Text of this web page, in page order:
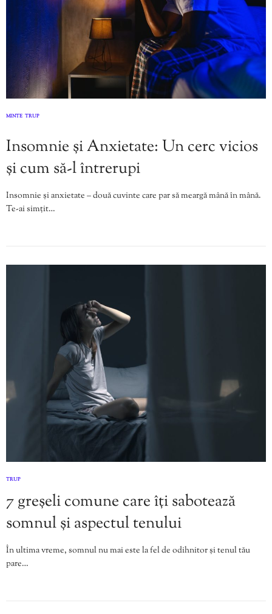
MINTE TRUP
Insomnie și Anxietate: Un cerc vicios
și cum să-l întrerupi
Insomnie și anxietate – două cuvinte care par să meargă mână în mână.
Te-ai simțit…
TRUP
7 greșeli comune care îți sabotează
somnul și aspectul tenului
În ultima vreme, somnul nu mai este la fel de odihnitor și tenul tău
pare…